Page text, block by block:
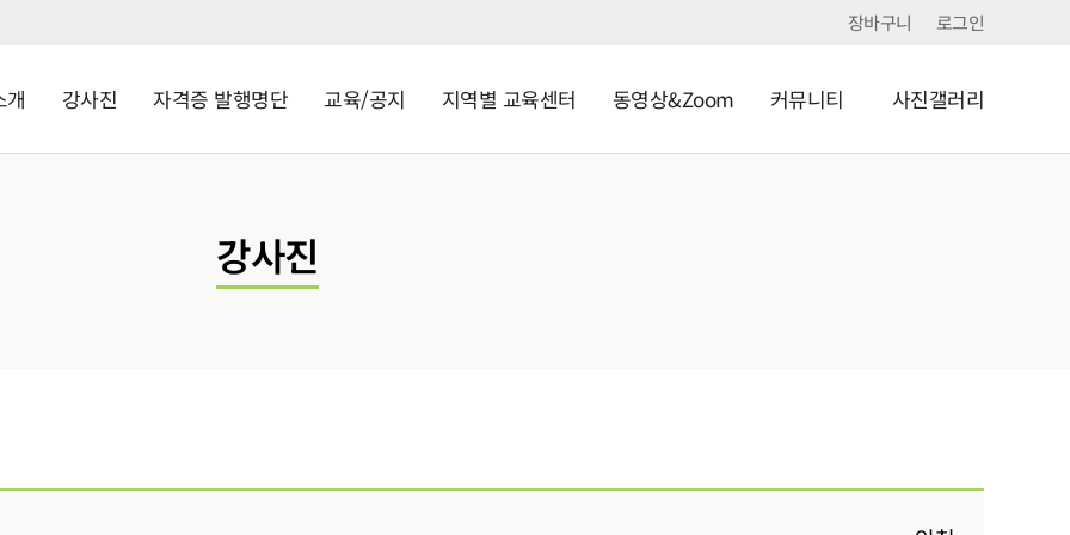
장바구니 로그인
개 강사진 자격증 발행명단 교육/공지 지역별 교육센터 동영상&Zoom 커뮤니티 사진갤러리
강사진